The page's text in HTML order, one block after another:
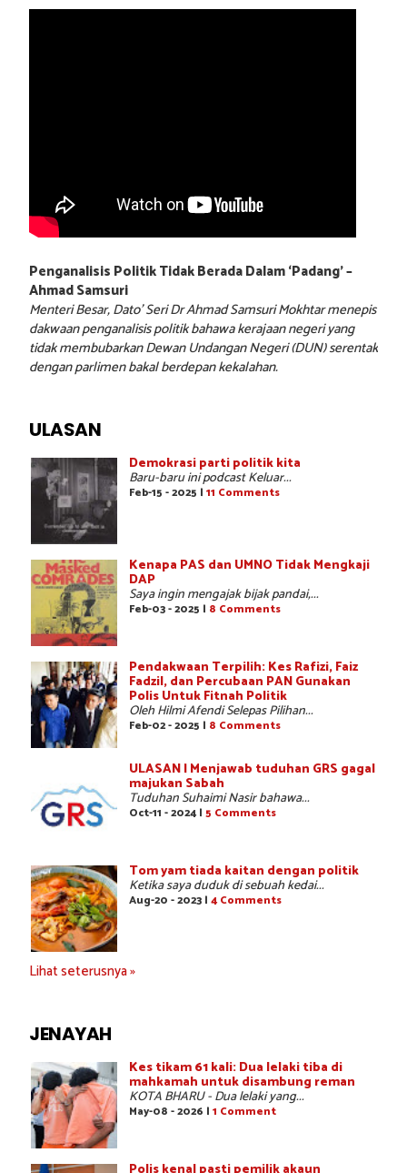
Penganalisis Politik Tidak Berada Dalam ‘Padang’ –
Ahmad Samsuri
Menteri Besar, Dato’ Seri Dr Ahmad Samsuri Mokhtar menepis
dakwaan penganalisis politik bahawa kerajaan negeri yang
tidak membubarkan Dewan Undangan Negeri (DUN) serentak
dengan parlimen bakal berdepan kekalahan.
ULASAN
Demokrasi parti politik kita
Baru-baru ini podcast Keluar...
Feb-15 - 2025 | 11 Comments
Kenapa PAS dan UMNO Tidak Mengkaji
DAP
Saya ingin mengajak bijak pandai,...
Feb-03 - 2025 | 8 Comments
Pendakwaan Terpilih: Kes Rafizi, Faiz
Fadzil, dan Percubaan PAN Gunakan
Polis Untuk Fitnah Politik
Oleh Hilmi Afendi Selepas Pilihan...
Feb-02 - 2025 | 8 Comments
ULASAN | Menjawab tuduhan GRS gagal
majukan Sabah
Tuduhan Suhaimi Nasir bahawa...
Oct-11 - 2024 | 5 Comments
Tom yam tiada kaitan dengan politik
Ketika saya duduk di sebuah kedai...
Aug-20 - 2023 | 4 Comments
Lihat seterusnya »
JENAYAH
Kes tikam 61 kali: Dua lelaki tiba di
mahkamah untuk disambung reman
KOTA BHARU - Dua lelaki yang...
May-08 - 2026 | 1 Comment